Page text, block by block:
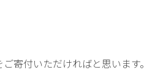
寄付いただければと思います。